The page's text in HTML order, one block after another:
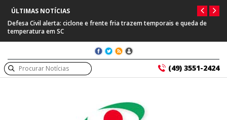
ÚLTIMAS NOTÍCIAS
Defesa Civil alerta: ciclone e frente fria trazem temporais e queda de
temperatura em SC
(49) 3551-2424